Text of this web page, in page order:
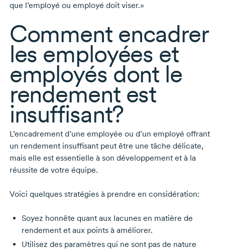
que l’employé ou employé doit viser.»
Comment encadrer
les employées et
employés dont le
rendement est
insuffisant?
L’encadrement d’une employée ou d’un employé offrant
un rendement insuffisant peut être une tâche délicate,
mais elle est essentielle à son développement et à la
réussite de votre équipe.
Voici quelques stratégies à prendre en considération:
Soyez honnête quant aux lacunes en matière de
rendement et aux points à améliorer.
Utilisez des paramètres qui ne sont pas de nature